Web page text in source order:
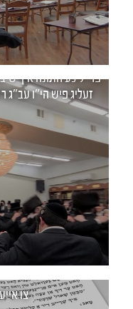
פרייליכע חתונה אין
זעליג פיש הי"ו עב"ג
צו